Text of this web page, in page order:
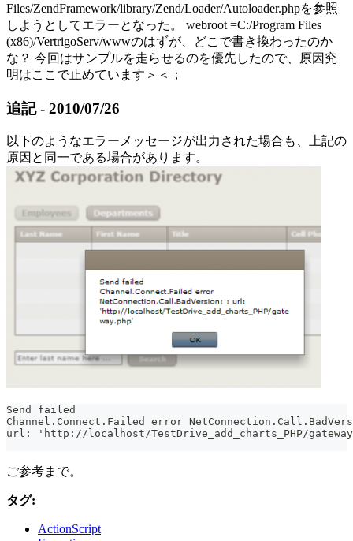
Files/ZendFramework/library/Zend/Loader/Autoloader.phpを参照
しようとしてエラーとなった。 webroot =C:/Program Files
(x86)/VertrigoServ/wwwのはずが、どこで書き換わったのか
な？ 今回はサンプルを走らせるのを優先したので、原因究
明はここで止めています＞＜；
追記 - 2010/07/26
以下のようなエラーメッセージが出力された場合も、上記の
原因と同一である場合があります。
Send failed
Channel.Connect.Failed error
url: 'http://localhost/TestDrive_add_charts_PHP/
ご参考まで。
タグ:
ActionScript